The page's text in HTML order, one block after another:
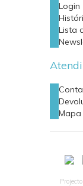
Login
Lista
Mapa